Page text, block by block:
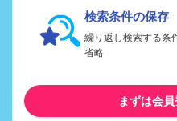
検索条件の保存
繰り返し検索する条
省略
まずは会員